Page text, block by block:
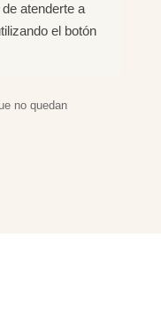
atenderte a
el botón